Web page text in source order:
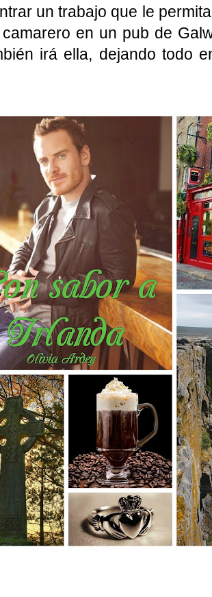
un trabajo que le
en un pub de
irá ella, dejando todo